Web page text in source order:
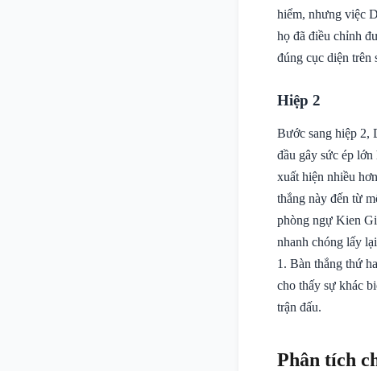
hiểm, nhưng việc
họ đã điều chỉnh
đúng cục diện trên
Hiệp 2
Bước sang hiệp 2,
đầu gây sức ép
xuất hiện nhiều
thắng này đến từ
phòng ngự Kien
nhanh chóng lấy
1. Bàn thắng thứ
cho thấy sự khác
trận đấu.
Phân tích